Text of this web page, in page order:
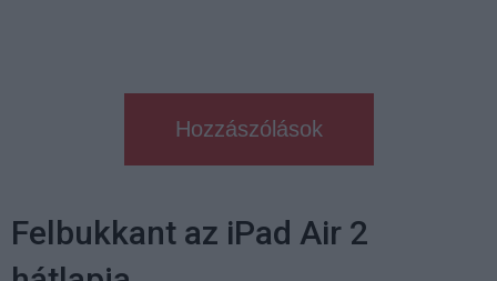
Hozzászólások
Felbukkant az iPad Air 2